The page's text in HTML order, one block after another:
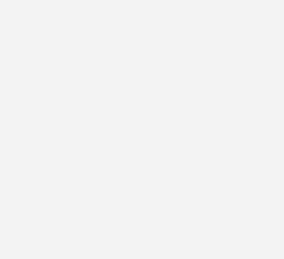
mittels deskriptiver Statistik
Analyse ausgewertet.
erhielten im untersuchten
die Hälfte (53,5 %) nahm
(Ablehnung, fehlende
ein BEM-Angebot erhielten,
im Vergleich zur
an staatlichen Schulen